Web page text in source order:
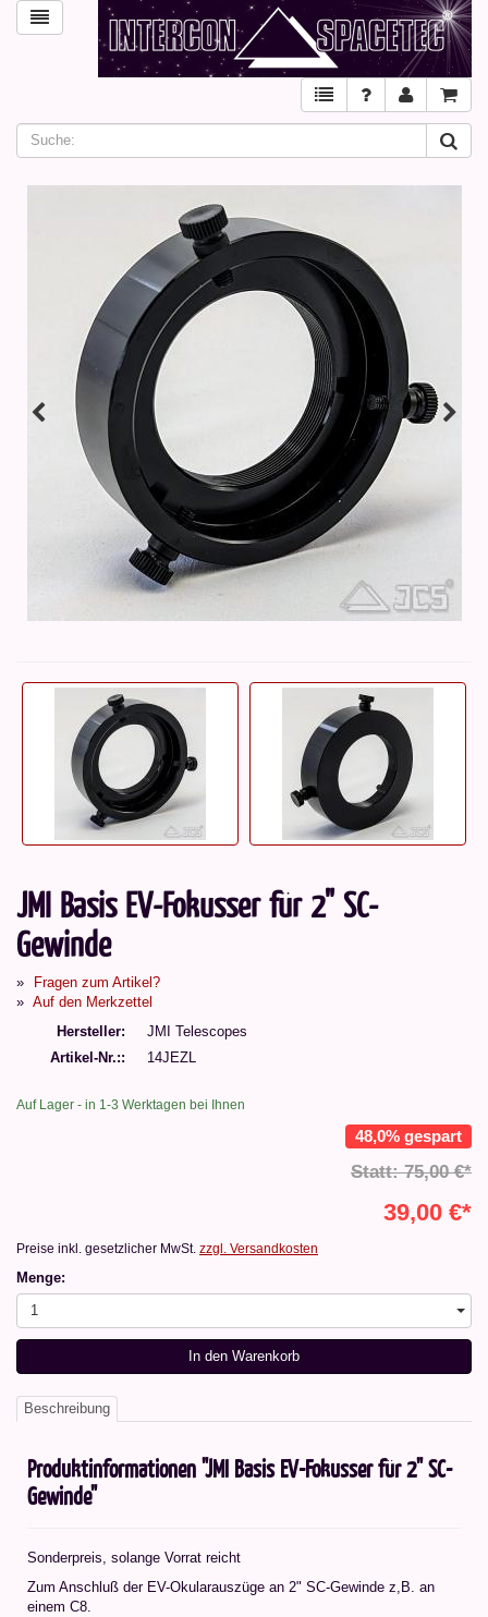
JMI Basis EV-Fokusser für 2" SC-
Gewinde
Fragen zum Artikel?
Auf den Merkzettel
Hersteller
JMI Telescopes
Artikel-Nr.:
14JEZL
Auf Lager - in 1-3 Werktagen bei Ihnen
48,0% gespart
Statt: 75,00 €*
39,00 €*
Preise inkl. gesetzlicher MwSt. zzgl. Versandkosten
Menge:
1
In den Warenkorb
Beschreibung
Produktinformationen "JMI Basis EV-Fokusser für 2" SC-
Gewinde"
Sonderpreis, solange Vorrat reicht
Zum Anschluß der EV-Okularauszüge an 2" SC-Gewinde z,B. an
einem C8.